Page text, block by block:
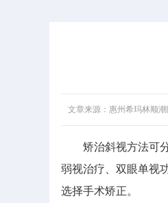
文章来源：惠州希玛林顺
矫治斜视方法可分
弱视治疗、双眼单视
选择手术矫正。